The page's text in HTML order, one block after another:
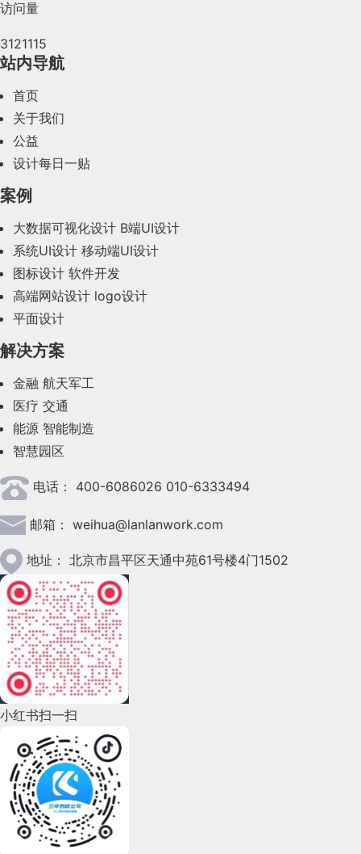
2024年4月(44)
2024年2月(58)
2023年10月(14)
2023年8月(88)
2023年7月(62)
2023年6月(58)
2023年5月(28)
2023年4月(47)
2023年3月(37)
2023年2月(90)
2023年1月(78)
2022年12月(45)
2022年11月(69)
2022年10月(51)
2022年9月(135)
2022年8月(60)
2022年7月(111)
2022年6月(162)
2022年5月(143)
访问量
3121115
站内导航
首页
关于我们
公益
设计每日一贴
案例
大数据可视化设计 B端UI设计
系统UI设计 移动端UI设计
图标设计 软件开发
高端网站设计 logo设计
平面设计
解决方案
金融 航天军工
医疗 交通
能源 智能制造
智慧园区
电话： 400-6086026 010-6333494
邮箱： weihua@lanlanwork.com
地址： 北京市昌平区天通中苑61号楼4门1502
小红书扫一扫